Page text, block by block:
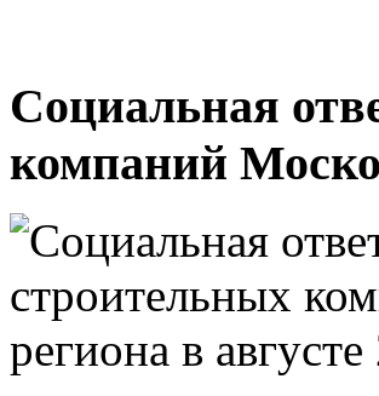
Социальная
компаний